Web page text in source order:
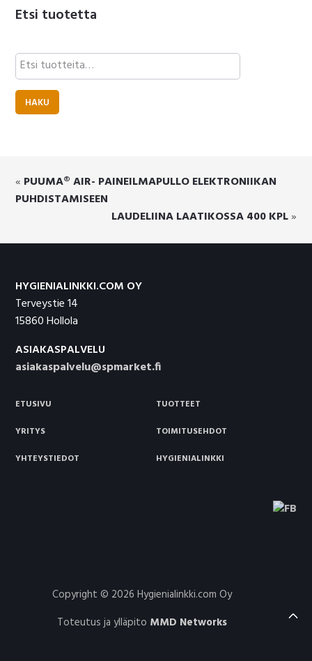
Etsi tuotetta
Etsi:
HAKU
« PUUMA® AIR- PAINEILMAPULLO ELEKTRONIIKAN
PUHDISTAMISEEN
LAUDELIINA LAATIKOSSA 400 KPL»
HYGIENIALINKKI.COM OY
Terveystie 14
15860 Hollola
ASIAKASPALVELU
asiakaspalvelu@spmarket.fi
ETUSIVU
TUOTTEET
YRITYS
TOIMITUSEHDOT
YHTEYSTIEDOT
HYGIENIALINKKI